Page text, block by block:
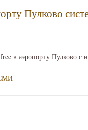
Пулково
в аэропорту Пулково с